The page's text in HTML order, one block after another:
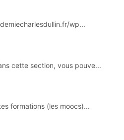
wp...
cette section, vous pouve...
formations (les moocs)...